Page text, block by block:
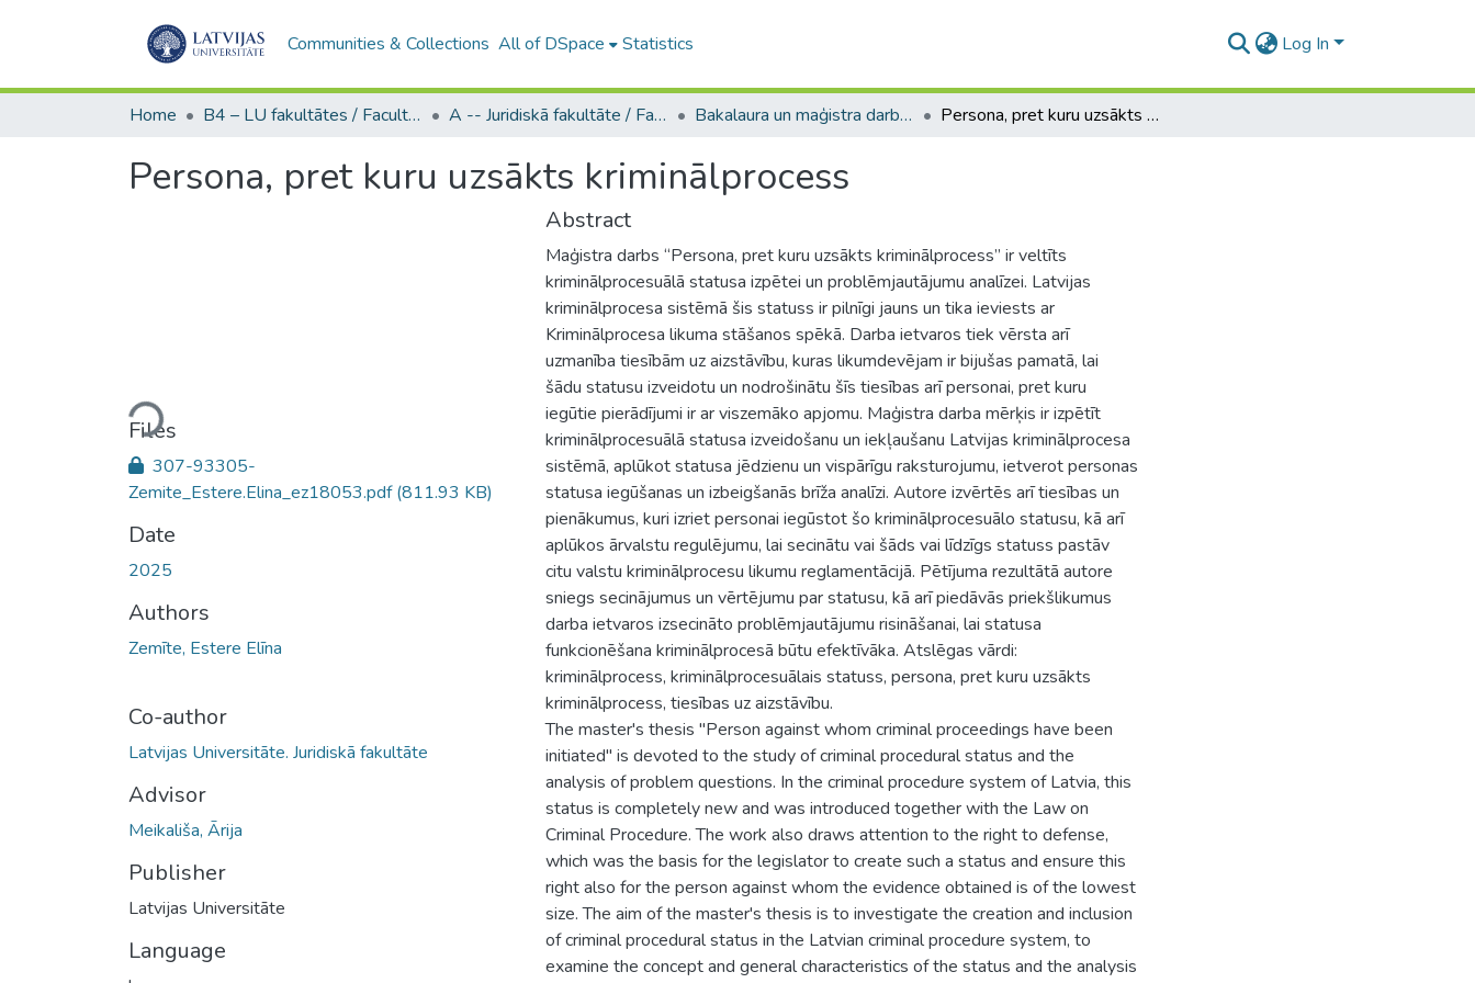
Communities & Collections All of DSpace Statistics Log In
Home B4 – LU fakultātes / Faculties of the UL A -- Juridiskā fakultāte / Faculty of Law Bakalaura un maģistra darbi (JF) / Bachelor's and Master's theses Persona, pret kuru uzsākts kriminālprocess
Persona, pret kuru uzsākts kriminālprocess
Loading...
Files
307-93305-
Zemite_Estere.Elina_ez18053.pdf(811.93 KB)
Date
2025
Authors
Zemīte, Estere Elīna
Co-author
Latvijas Universitāte. Juridiskā fakultāte
Advisor
Meikališa, Ārija
Publisher
Latvijas Universitāte
Language
Abstract
Maģistra darbs “Persona, pret kuru uzsākts kriminālprocess” ir veltīts
kriminālprocesuālā statusa izpētei un problēmjautājumu analīzei. Latvijas
kriminālprocesa sistēmā šis statuss ir pilnīgi jauns un tika ieviests ar
Kriminālprocesa likuma stāšanos spēkā. Darba ietvaros tiek vērsta arī
uzmanība tiesībām uz aizstāvību, kuras likumdevējam ir bijušas pamatā, lai
šādu statusu izveidotu un nodrošinātu šīs tiesības arī personai, pret kuru
iegūtie pierādījumi ir ar viszemāko apjomu. Maģistra darba mērķis ir izpētīt
kriminālprocesuālā statusa izveidošanu un iekļaušanu Latvijas kriminālprocesa
sistēmā, aplūkot statusa jēdzienu un vispārīgu raksturojumu, ietverot personas
statusa iegūšanas un izbeigšanās brīža analīzi. Autore izvērtēs arī tiesības un
pienākumus, kuri izriet personai iegūstot šo kriminālprocesuālo statusu, kā arī
aplūkos ārvalstu regulējumu, lai secinātu vai šāds vai līdzīgs statuss pastāv
citu valstu kriminālprocesu likumu reglamentācijā. Pētījuma rezultātā autore
sniegs secinājumus un vērtējumu par statusu, kā arī piedāvās priekšlikumus
darba ietvaros izsecināto problēmjautājumu risināšanai, lai statusa
funkcionēšana kriminālprocesā būtu efektīvāka. Atslēgas vārdi:
kriminālprocess, kriminālprocesuālais statuss, persona, pret kuru uzsākts
kriminālprocess, tiesības uz aizstāvību.
The master's thesis "Person against whom criminal proceedings have been
initiated" is devoted to the study of criminal procedural status and the
analysis of problem questions. In the criminal procedure system of Latvia, this
status is completely new and was introduced together with the Law on
Criminal Procedure. The work also draws attention to the right to defense,
which was the basis for the legislator to create such a status and ensure this
right also for the person against whom the evidence obtained is of the lowest
size. The aim of the master's thesis is to investigate the creation and inclusion
of criminal procedural status in the Latvian criminal procedure system, to
examine the concept and general characteristics of the status and the analysis